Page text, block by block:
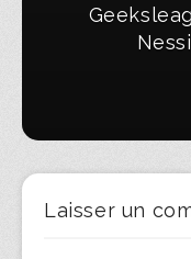
Laisser un